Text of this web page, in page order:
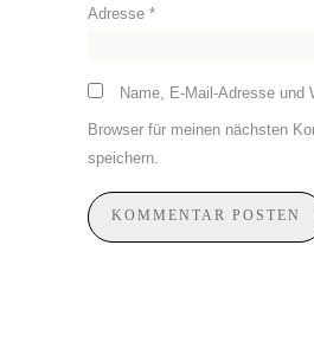
Adresse *
Name, E-Mail-Adresse und
Browser für meinen nächsten
speichern.